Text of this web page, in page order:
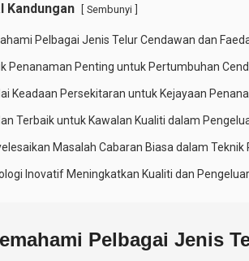
Kandungan Sembunyi
Pelbagai Jenis Telur Cendawan dan
Penanaman Penting untuk Pertumbuhan
Keadaan Persekitaran untuk Kejayaan
Terbaik untuk Kawalan Kualiti dalam
Masalah Cabaran Biasa dalam
Inovatif Meningkatkan Kualiti dan
Pelbagai Jenis